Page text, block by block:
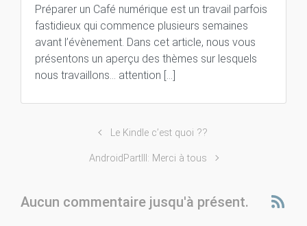
Préparer un Café numérique est un travail parfois
fastidieux qui commence plusieurs semaines
avant l’évènement. Dans cet article, nous vous
présentons un aperçu des thèmes sur lesquels
nous travaillons… attention […]
Le Kindle c’est quoi ??
AndroidPartIII: Merci à tous
Aucun commentaire jusqu'à présent.